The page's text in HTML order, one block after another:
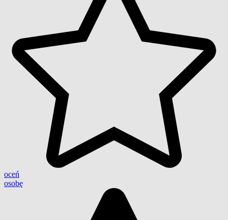
oceń
osobę